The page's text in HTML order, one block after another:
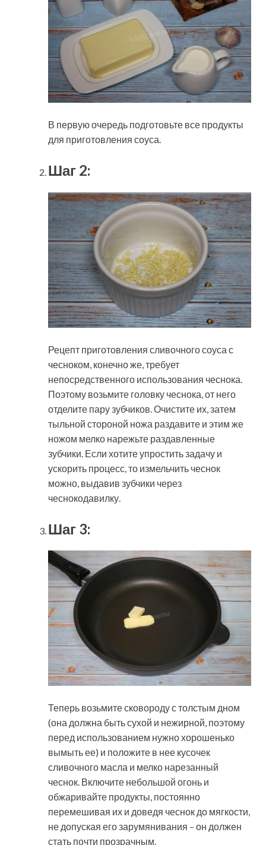
В первую очередь подготовьте все продукты
для приготовления соуса.
Шаг 2:
Рецепт приготовления сливочного соуса с
чесноком, конечно же, требует
непосредственного использования чеснока.
Поэтому возьмите головку чеснока, от него
отделите пару зубчиков. Очистите их, затем
тыльной стороной ножа раздавите и этим же
ножом мелко нарежьте раздавленные
зубчики. Если хотите упростить задачу и
ускорить процесс, то измельчить чеснок
можно, выдавив зубчики через
чеснокодавилку.
Шаг 3:
Теперь возьмите сковороду с толстым дном
(она должна быть сухой и нежирной, поэтому
перед использованием нужно хорошенько
вымыть ее) и положите в нее кусочек
сливочного масла и мелко нарезанный
чеснок. Включите небольшой огонь и
обжаривайте продукты, постоянно
перемешивая их и доведя чеснок до мягкости,
не допуская его зарумянивания – он должен
стать почти прозрачным.